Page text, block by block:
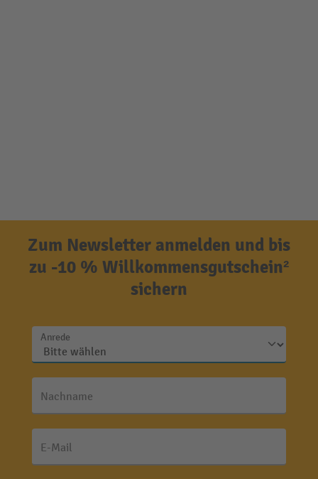
Zum Newsletter anmelden und bis
zu -10 % Willkommensgutschein²
sichern
Anrede
Nachname
E-Mail